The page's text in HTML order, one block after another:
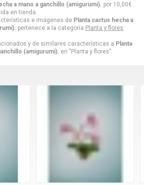
a mano a ganchillo (amigurumi). por 10,00€
en tienda.
e imágenes de Planta cactus hecha a
pertenece a la categoría Planta y flores
y de similares características a Planta
(amigurumi). en "Planta y flores".